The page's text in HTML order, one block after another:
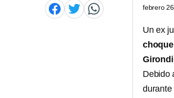
febrero
Un ex
choque
Debido
durante